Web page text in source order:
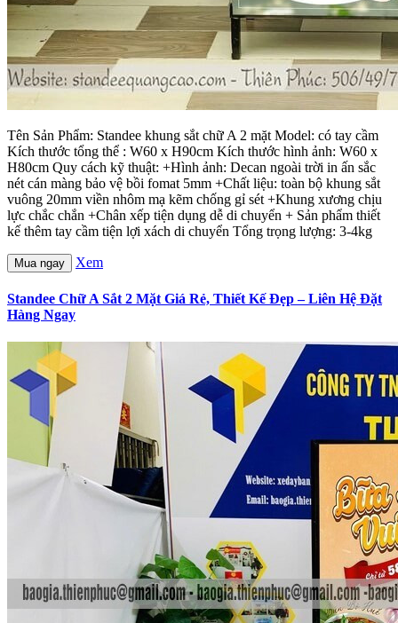
Tên Sản Phẩm: Standee khung sắt chữ A 2 mặt Model: có tay cầm
Kích thước tổng thể : W60 x H90cm Kích thước hình ảnh: W60 x
H80cm Quy cách kỹ thuật: +Hình ảnh: Decan ngoài trời in ấn sắc
nét cán màng bảo vệ bồi fomat 5mm +Chất liệu: toàn bộ khung sắt
vuông 20mm viền nhôm mạ kẽm chống gỉ sét +Khung xương chịu
lực chắc chắn +Chân xếp tiện dụng dễ di chuyển + Sản phẩm thiết
kế thêm tay cầm tiện lợi xách di chuyển Tổng trọng lượng: 3-4kg
Mua ngay Xem
Standee Chữ A Sắt 2 Mặt Giá Rẻ, Thiết Kế Đẹp – Liên Hệ Đặt
Hàng Ngay